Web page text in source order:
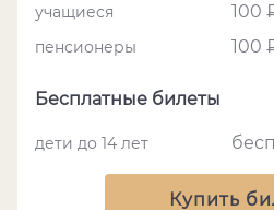
учащиеся 100
пенсионеры 100
Бесплатные билеты
дети до 14 лет
Купить